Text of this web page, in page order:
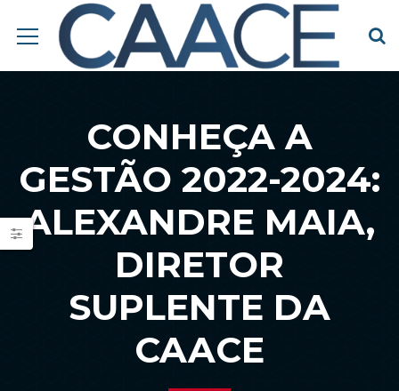
CONHEÇA A
GESTÃO 2022-2024:
ALEXANDRE MAIA,
DIRETOR
SUPLENTE DA
CAACE